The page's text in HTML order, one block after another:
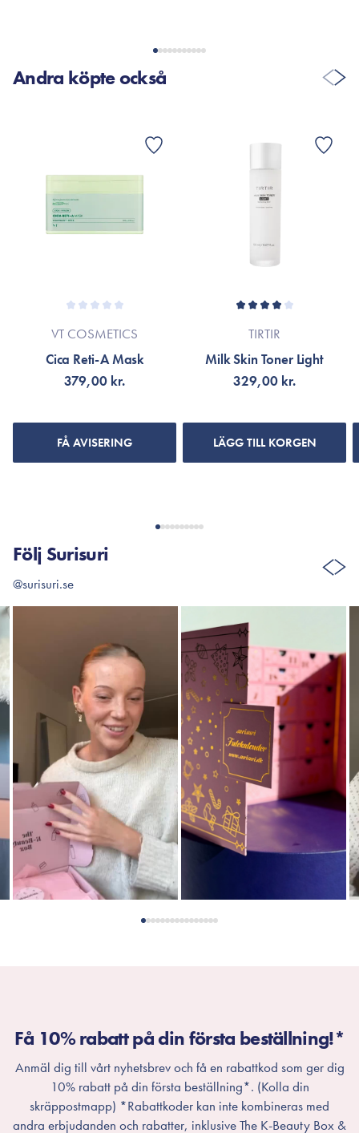
Andra köpte också
VT COSMETICS
Cica Reti-A Mask
379,00 kr.
FÅ AVISERING
TIRTIR
Milk Skin Toner Light
329,00 kr.
LÄGG TILL KORGEN
Följ Surisuri
@surisuri.se
Få 10% rabatt på din första beställning!*
Anmäl dig till vårt nyhetsbrev och få en rabattkod som ger dig
10% rabatt på din första beställning*. (Kolla din
skräppostmapp) *Rabattkoder kan inte kombineras med
andra erbjudanden och rabatter, inklusive The K-Beauty Box &